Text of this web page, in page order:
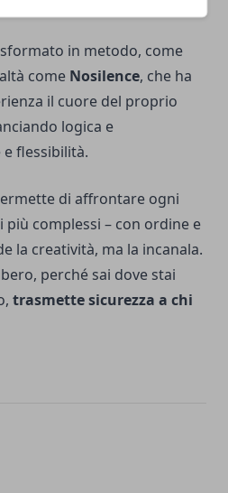
in metodo, come
come Nosilence, che ha
il cuore del proprio
logica e
flessibilità.
di affrontare ogni
complessi – con ordine e
la creatività, ma la incanala.
perché sai dove stai
trasmette sicurezza a chi